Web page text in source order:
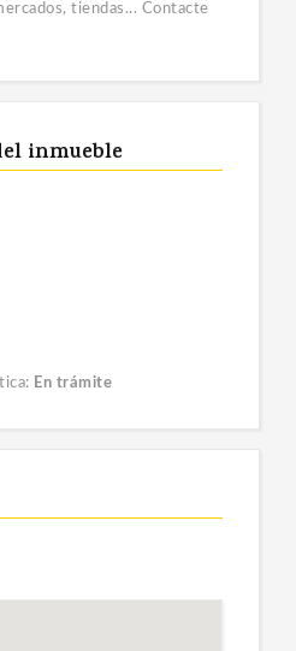
tiendas... Contacte
inmueble
En trámite